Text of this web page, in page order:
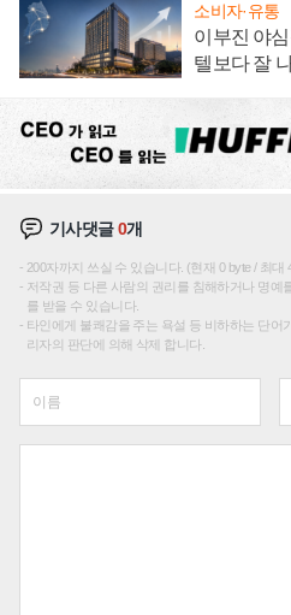
소비자·유통
이부진 야
텔보다 잘
기사댓글0개
200자까지 쓰실 수 있습니다. (현재 0 byte / 최대
저작권 등 다른 사람의 권리를 침해하거나 명예
를 받을 수 있습니다.
타인에게 불쾌감을 주는 욕설 등 비하하는 단어
리자의 판단에 의해 삭제 합니다.